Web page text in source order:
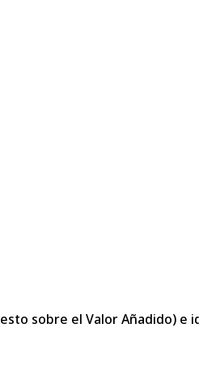
sobre el Valor Añadido) e